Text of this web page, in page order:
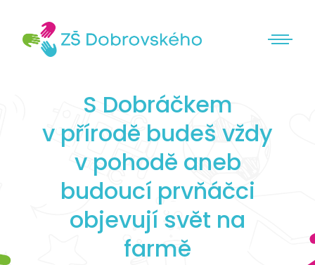
S Dobráčkem
v přírodě budeš vždy
v pohodě aneb
budoucí prvňáčci
objevují svět na
farmě